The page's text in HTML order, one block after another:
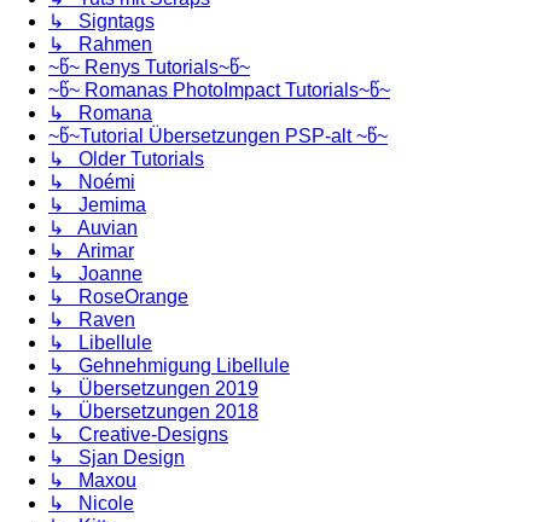
↳ Signtags
↳ Rahmen
~წ~ Renys Tutorials~წ~
~წ~ Romanas PhotoImpact Tutorials~წ~
↳ Romana
~წ~Tutorial Übersetzungen PSP-alt ~წ~
↳ Older Tutorials
↳ Noémi
↳ Jemima
↳ Auvian
↳ Arimar
↳ Joanne
↳ RoseOrange
↳ Raven
↳ Libellule
↳ Gehnehmigung Libellule
↳ Übersetzungen 2019
↳ Übersetzungen 2018
↳ Creative-Designs
↳ Sjan Design
↳ Maxou
↳ Nicole